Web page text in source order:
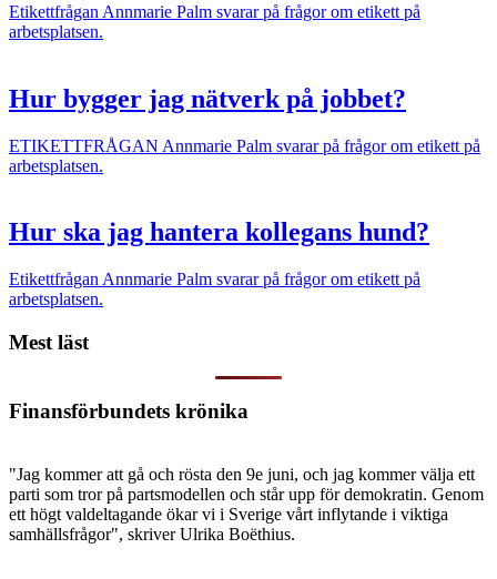
Etikettfrågan Annmarie Palm svarar på frågor om etikett på
arbetsplatsen.
Hur bygger jag nätverk på jobbet?
ETIKETTFRÅGAN Annmarie Palm svarar på frågor om etikett på
arbetsplatsen.
Hur ska jag hantera kollegans hund?
Etikettfrågan Annmarie Palm svarar på frågor om etikett på
arbetsplatsen.
Mest läst
Finansförbundets krönika
"Jag kommer att gå och rösta den 9e juni, och jag kommer välja ett
parti som tror på partsmodellen och står upp för demokratin. Genom
ett högt valdeltagande ökar vi i Sverige vårt inflytande i viktiga
samhällsfrågor", skriver Ulrika Boëthius.